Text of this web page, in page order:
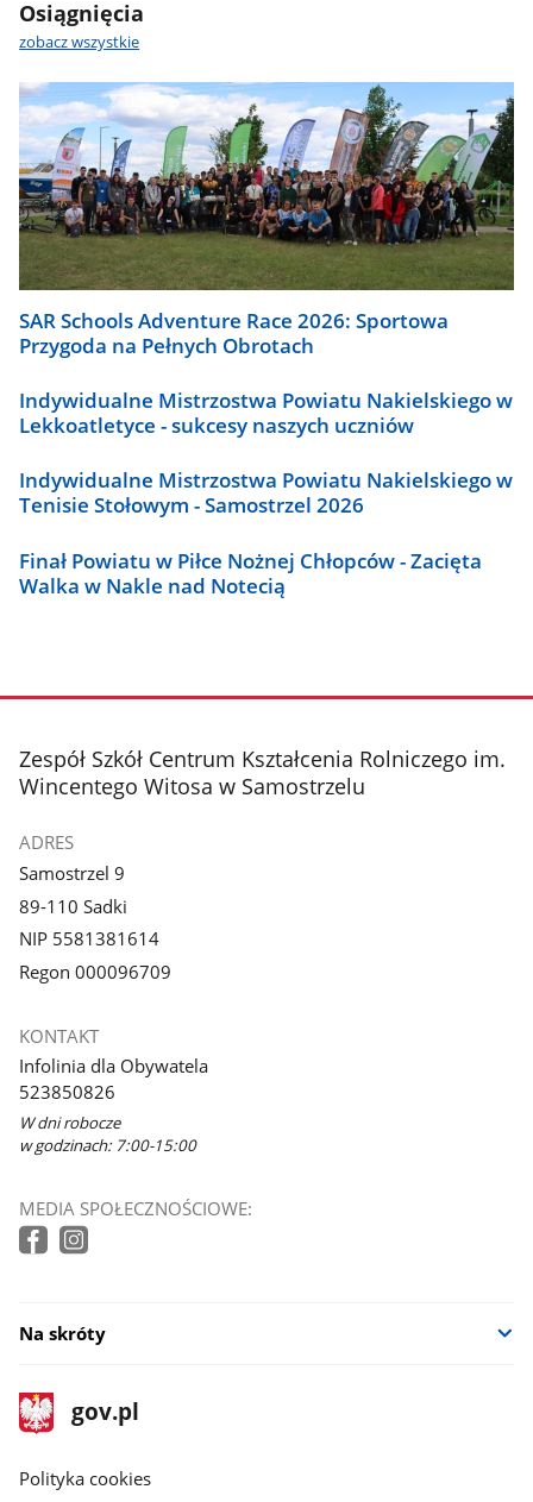
Osiągnięcia
zobacz wszystkie
SAR Schools Adventure Race 2026: Sportowa
Przygoda na Pełnych Obrotach
Indywidualne Mistrzostwa Powiatu Nakielskiego w
Lekkoatletyce - sukcesy naszych uczniów
Indywidualne Mistrzostwa Powiatu Nakielskiego w
Tenisie Stołowym - Samostrzel 2026
Finał Powiatu w Piłce Nożnej Chłopców - Zacięta
Walka w Nakle nad Notecią
stopka
Zespół Szkół Centrum Kształcenia Rolniczego im.
Wincentego Witosa w Samostrzelu
ADRES
Samostrzel 9
89-110 Sadki
NIP 5581381614
Regon 000096709
KONTAKT
Infolinia dla Obywatela
523850826
W dni robocze
w godzinach: 7:00-15:00
MEDIA SPOŁECZNOŚCIOWE:
Na skróty
stopka
gov.pl
Strona
gov.pl
gov.pl
Polityka cookies